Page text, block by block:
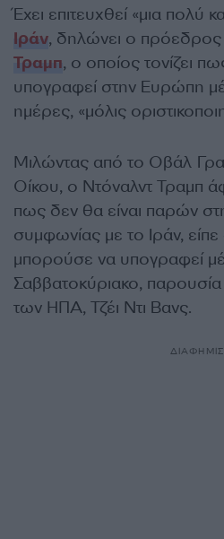
Έχει επιτευχθεί «μια πολύ
Ιράν, δηλώνει ο
Τραμπ, ο οποίος τονίζει
υπογραφεί στην Ευρώπη
ημέρες, «μόλις
Μιλώντας από το Οβάλ
Οίκου, ο Ντόναλντ Τραμπ
πως δεν θα είναι παρών
συμφωνίας με το Ιράν,
μπορούσε να υπογραφεί
Σαββατοκύριακο,
των ΗΠΑ, Τζέι Ντι Βανς.